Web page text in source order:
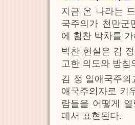
지금 온 나라는
국주의가 천만군
에 힘찬 박차를
벅찬 현실은 김
고한 의도와 방
김 정 일애국주
애국주의자로 키
람들을 어떻게
데서 표현된다.